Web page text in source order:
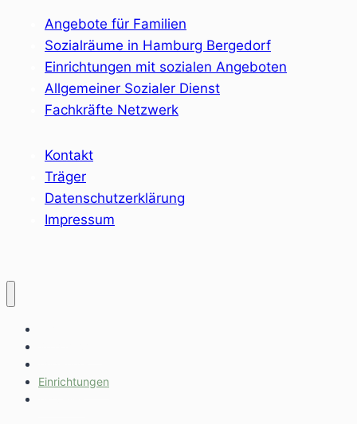
Angebote für Familien
Sozialräume in Hamburg Bergedorf
Einrichtungen mit sozialen Angeboten
Allgemeiner Sozialer Dienst
Fachkräfte Netzwerk
Kontakt
Träger
Datenschutzerklärung
Impressum
Einrichtungen